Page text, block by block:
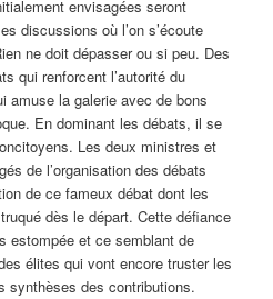
envisagées seront
discussions où l’on s’écoute
ne doit dépasser ou si peu. Des
qui renforcent l’autorité du
amuse la galerie avec de bons
En dominant les débats, il se
Les deux ministres et
de l’organisation des débats
de ce fameux débat dont les
dès le départ. Cette défiance
estompée et ce semblant de
élites qui vont encore truster les
synthèses des contributions.